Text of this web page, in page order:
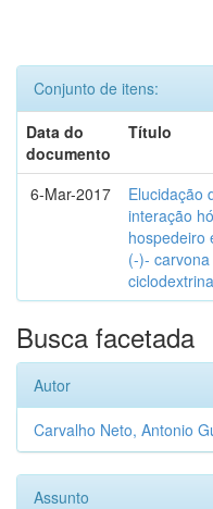
Conjunto de itens:
Data do
documento
Título
6-Mar-2017
Elucidação
interação
hospedeiro
(-)-
ciclodextrina
Busca facetada
Autor
Carvalho Neto, Antonio
Assunto